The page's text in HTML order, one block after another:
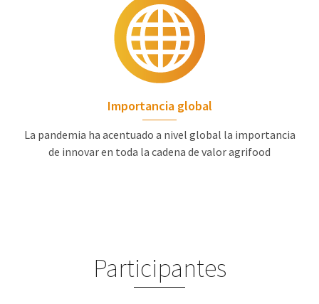
Importancia global
La pandemia ha acentuado a nivel global la importancia
de innovar en toda la cadena de valor agrifood
Participantes